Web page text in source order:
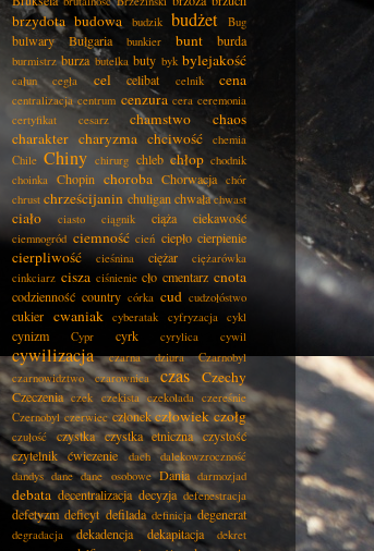
brzydota budowa budzik budżet Bug
bulwary Bułgaria bunkier bunt burda
burmistrz burza butelka buty byk bylejakość
całun cegła cel celibat celnik cena
centralizacja centrum cenzura cera ceremonia
certyfikat
cesarz chamstwo
chaos
charakter charyzma chciwość
chemia
Chile Chiny chirurg chleb chłop chodnik
choinka Chopin choroba Chorwacja chór
chrust chrześcijanin chuligan chwała chwast
ciało ciasto ciągnik ciąża ciekawość
ciemnogród ciemność cień ciepło cierpienie
cierpliwość cieśnina ciężar
ciężarówka
cinkciarz cisza ciśnienie cło cmentarz cnota
codzienność country córka cud cudzołóstwo
cukier cwaniak cyberatak cyfryzacja cykl
cynizm Cypr cyrk cyrylica cywil
cywilizacja czarna dziura
Czarnobyl
czarnowidztwo
czarownica czas Czechy
Czeczenia czek czekista czekolada czereśnie
Czernobyl czerwiec członek człowiek czołg
czułość czystka czystka etniczna czystość
czytelnik ćwiczenie dach
dalekowzroczność
dandys dane dane osobowe Dania darmozjad
debata decentralizacja decyzja defenestracja
defetyzm deficyt defilada definicja degenerat
degradacja dekadencja dekapitacja
dekret